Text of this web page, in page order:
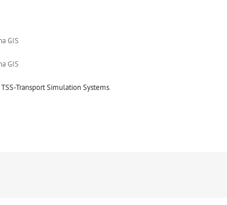
TSS-Transport Simulation Systems.